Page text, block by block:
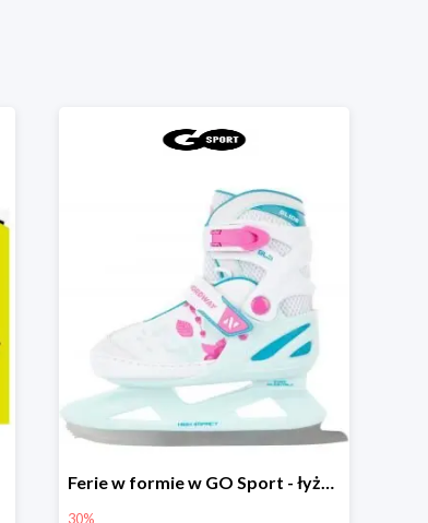
Ferie w formie w GO Sport - łyżwy do -30%
30%